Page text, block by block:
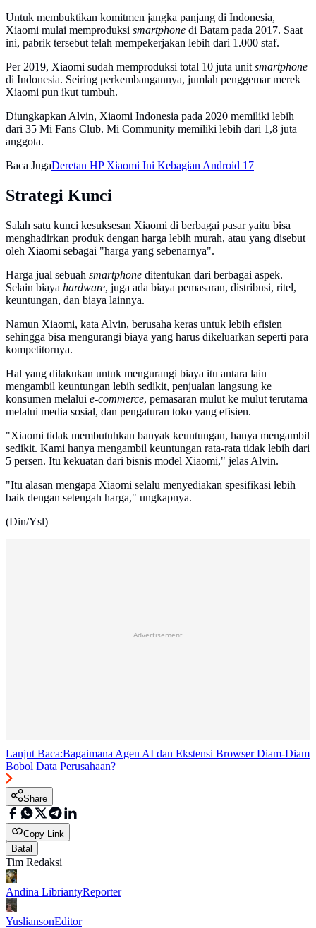
Untuk membuktikan komitmen jangka panjang di Indonesia,
Xiaomi mulai memproduksi smartphone di Batam pada 2017. Saat
ini, pabrik tersebut telah mempekerjakan lebih dari 1.000 staf.
Per 2019, Xiaomi sudah memproduksi total 10 juta unit smartphone
di Indonesia. Seiring perkembangannya, jumlah penggemar merek
Xiaomi pun ikut tumbuh.
Diungkapkan Alvin, Xiaomi Indonesia pada 2020 memiliki lebih
dari 35 Mi Fans Club. Mi Community memiliki lebih dari 1,8 juta
anggota.
Baca JugaDeretan HP Xiaomi Ini Kebagian Android 17
Strategi Kunci
Salah satu kunci kesuksesan Xiaomi di berbagai pasar yaitu bisa
menghadirkan produk dengan harga lebih murah, atau yang disebut
oleh Xiaomi sebagai "harga yang sebenarnya".
Harga jual sebuah smartphone ditentukan dari berbagai aspek.
Selain biaya hardware, juga ada biaya pemasaran, distribusi, ritel,
keuntungan, dan biaya lainnya.
Namun Xiaomi, kata Alvin, berusaha keras untuk lebih efisien
sehingga bisa mengurangi biaya yang harus dikeluarkan seperti para
kompetitornya.
Hal yang dilakukan untuk mengurangi biaya itu antara lain
mengambil keuntungan lebih sedikit, penjualan langsung ke
konsumen melalui e-commerce, pemasaran mulut ke mulut terutama
melalui media sosial, dan pengaturan toko yang efisien.
"Xiaomi tidak membutuhkan banyak keuntungan, hanya mengambil
sedikit. Kami hanya mengambil keuntungan rata-rata tidak lebih dari
5 persen. Itu kekuatan dari bisnis model Xiaomi," jelas Alvin.
"Itu alasan mengapa Xiaomi selalu menyediakan spesifikasi lebih
baik dengan setengah harga," ungkapnya.
(Din/Ysl)
Advertisement
Lanjut Baca:Bagaimana Agen AI dan Ekstensi Browser Diam-Diam
Bobol Data Perusahaan?
Share
Copy Link
Batal
Tim Redaksi
Andina LibriantyReporter
YusliansonEditor